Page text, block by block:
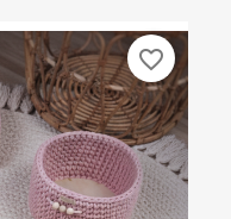
favorite_border